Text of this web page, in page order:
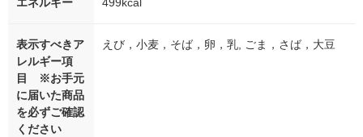
エネルギー 499kcal
表示すべきア
レルギー項
目 ※お手元
に届いた商品
を必ずご確認
ください
えび，小麦，そば，卵，乳, ごま，さば，大豆